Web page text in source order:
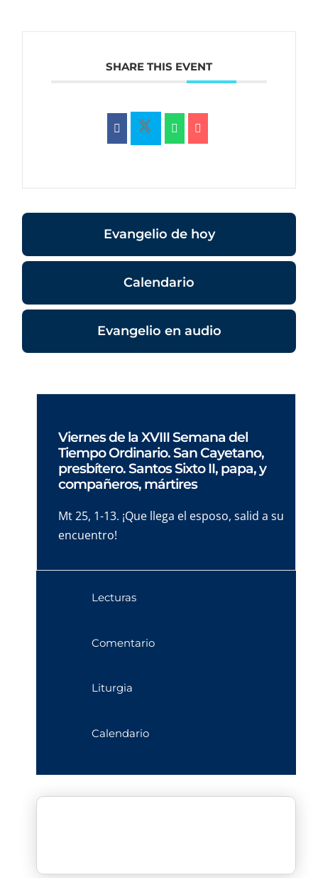
SHARE THIS EVENT
Evangelio de hoy
Calendario
Evangelio en audio
Viernes de la XVIII Semana del
Tiempo Ordinario. San Cayetano,
presbítero. Santos Sixto II, papa, y
compañeros, mártires
Mt 25, 1-13. ¡Que llega el esposo, salid a su
encuentro!
Lecturas
Comentario
Liturgia
Calendario